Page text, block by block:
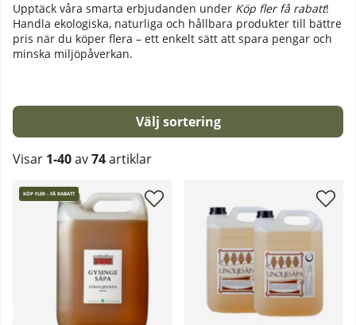
Upptäck våra smarta erbjudanden under Köp fler få rabatt!
Handla ekologiska, naturliga och hållbara produkter till bättre
pris när du köper flera – ett enkelt sätt att spara pengar och
minska miljöpåverkan.
Sortera
Visar 1-40av74artiklar
Produkter
KÖP FLER - FÅ RABATT